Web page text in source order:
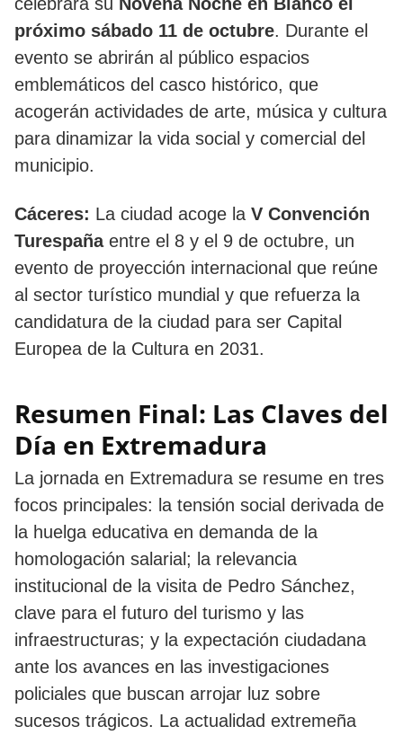
próximo sábado 11 de octubre. Durante el
evento se abrirán al público espacios
emblemáticos del casco histórico, que
acogerán actividades de arte, música y cultura
para dinamizar la vida social y comercial del
municipio.
Cáceres: La ciudad acoge la V Convención
Turespañaentre el 8 y el 9 de octubre, un
evento de proyección internacional que reúne
al sector turístico mundial y que refuerza la
candidatura de la ciudad para ser Capital
Europea de la Cultura en 2031.
Resumen Final: Las Claves del
Día en Extremadura
La jornada en Extremadura se resume en tres
focos principales: la tensión social derivada de
la huelga educativa en demanda de la
homologación salarial; la relevancia
institucional de la visita de Pedro Sánchez,
clave para el futuro del turismo y las
infraestructuras; y la expectación ciudadana
ante los avances en las investigaciones
policiales que buscan arrojar luz sobre
sucesos trágicos. La actualidad extremeña